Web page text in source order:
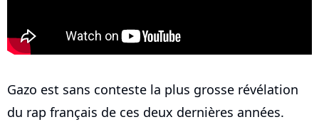
Gazo est sans conteste la plus grosse révélation
du rap français de ces deux dernières années.